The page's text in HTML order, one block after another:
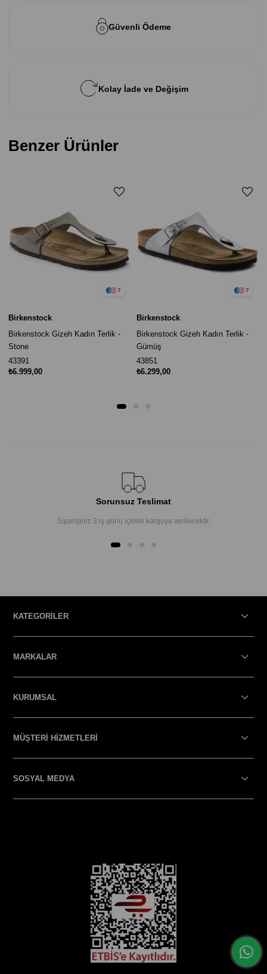
Güvenli Ödeme
Kolay İade ve Değişim
Benzer Ürünler
7
Birkenstock
Birkenstock Gizeh Kadın Terlik -
Stone
43391
₺6.999,00
7
Birkenstock
Birkenstock Gizeh Kadın Terlik -
Gümüş
43851
₺6.299,00
Sorunsuz Teslimat
Siparişiniz 3 iş günü içinde kargoya verilecektir.
KATEGORİLER
MARKALAR
KURUMSAL
MÜŞTERİ HİZMETLERİ
SOSYAL MEDYA